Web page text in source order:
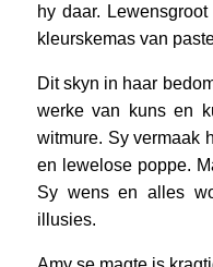
hy daar.
kleurskemas van
Dit skyn in haar
werke van kuns en
witmure. Sy vermaak
en lewelose poppe.
Sy wens en alles
illusies.